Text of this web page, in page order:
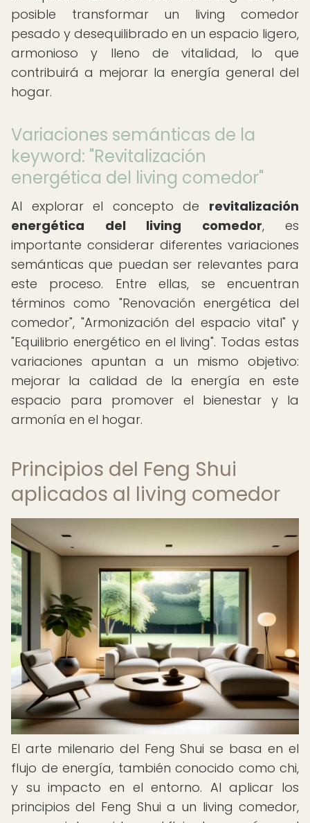
posible transformar un living comedor
pesado y desequilibrado en un espacio ligero,
armonioso y lleno de vitalidad, lo que
contribuirá a mejorar la energía general del
hogar.
Variaciones semánticas de la
keyword: "Revitalización
energética del living comedor"
Al explorar el concepto de revitalización
energética del living comedor, es
importante considerar diferentes variaciones
semánticas que puedan ser relevantes para
este proceso. Entre ellas, se encuentran
términos como "Renovación energética del
comedor", "Armonización del espacio vital" y
"Equilibrio energético en el living". Todas estas
variaciones apuntan a un mismo objetivo:
mejorar la calidad de la energía en este
espacio para promover el bienestar y la
armonía en el hogar.
Principios del Feng Shui
aplicados al living comedor
El arte milenario del Feng Shui se basa en el
flujo de energía, también conocido como chi,
y su impacto en el entorno. Al aplicar los
principios del Feng Shui a un living comedor,